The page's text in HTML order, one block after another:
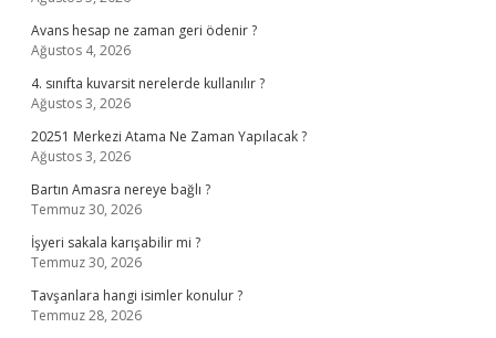
Avans hesap ne zaman geri ödenir ?
Ağustos 4, 2026
4. sınıfta kuvarsit nerelerde kullanılır ?
Ağustos 3, 2026
20251 Merkezi Atama Ne Zaman Yapılacak ?
Ağustos 3, 2026
Bartın Amasra nereye bağlı ?
Temmuz 30, 2026
İşyeri sakala karışabilir mi ?
Temmuz 30, 2026
Tavşanlara hangi isimler konulur ?
Temmuz 28, 2026